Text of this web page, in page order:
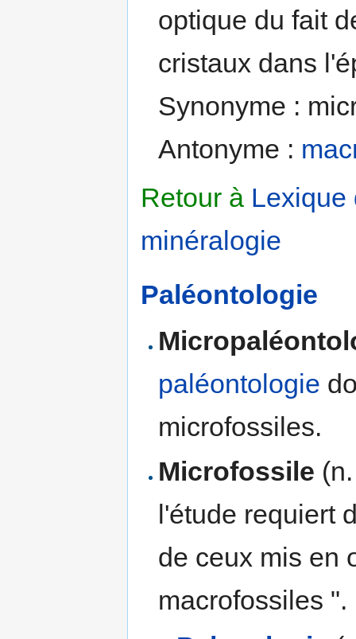
optique du fait
cristaux dans
Synonyme :
Antonyme :
Retour à Lexique
minéralogie
Paléontologie
paléontologie
microfossiles.
Microfossile
l'étude requiert
de ceux mis en
macrofossiles ".